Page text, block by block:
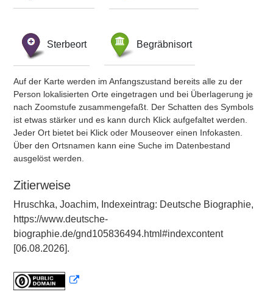
Sterbeort Begräbnisort
Auf der Karte werden im Anfangszustand bereits alle zu der
Person lokalisierten Orte eingetragen und bei Überlagerung je
nach Zoomstufe zusammengefaßt. Der Schatten des Symbols
ist etwas stärker und es kann durch Klick aufgefaltet werden.
Jeder Ort bietet bei Klick oder Mouseover einen Infokasten.
Über den Ortsnamen kann eine Suche im Datenbestand
ausgelöst werden.
Zitierweise
Hruschka, Joachim, Indexeintrag: Deutsche Biographie,
https://www.deutsche-
biographie.de/gnd105836494.html#indexcontent
[06.08.2026].